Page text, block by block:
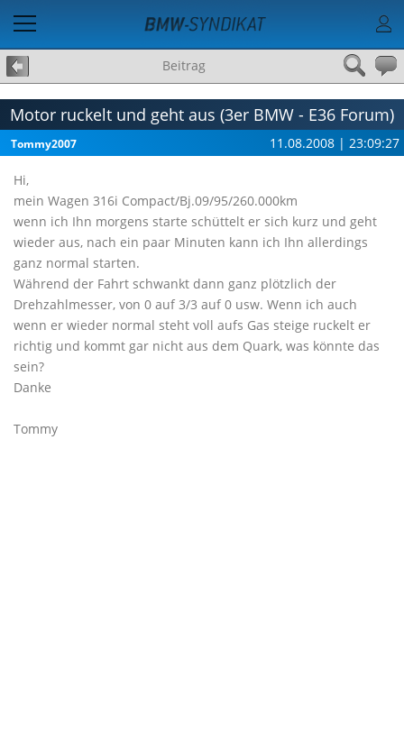
Beitrag
Motor ruckelt und geht aus (3er BMW - E36 Forum)
Tommy2007 11.08.2008 | 23:09:27
Hi,
mein Wagen 316i Compact/Bj.09/95/260.000km
wenn ich Ihn morgens starte schüttelt er sich kurz und geht
wieder aus, nach ein paar Minuten kann ich Ihn allerdings
ganz normal starten.
Während der Fahrt schwankt dann ganz plötzlich der
Drehzahlmesser, von 0 auf 3/3 auf 0 usw. Wenn ich auch
wenn er wieder normal steht voll aufs Gas steige ruckelt er
richtig und kommt gar nicht aus dem Quark, was könnte das
sein?
Danke
Tommy